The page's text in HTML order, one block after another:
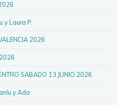
y Laura P.
2026
SABADO 13 JUNIO 2026
y Ada